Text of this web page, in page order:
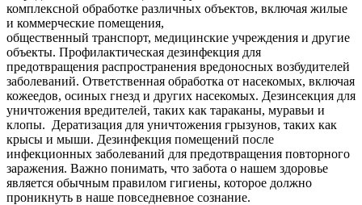
комплексной обработке различных объектов, включая жилые
и коммерческие помещения,
общественный транспорт, медицинские учреждения и другие
объекты. Профилактическая дезинфекция для
предотвращения распространения вредоносных возбудителей
заболеваний. Ответственная обработка от насекомых, включая
кожеедов, осиных гнезд и других насекомых. Дезинсекция для
уничтожения вредителей, таких как тараканы, муравьи и
клопы. Дератизация для уничтожения грызунов, таких как
крысы и мыши. Дезинфекция помещений после
инфекционных заболеваний для предотвращения повторного
заражения. Важно понимать, что забота о нашем здоровье
является обычным правилом гигиены, которое должно
проникнуть в наше повседневное сознание.